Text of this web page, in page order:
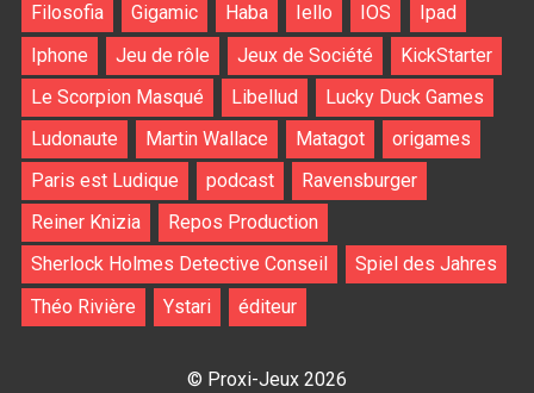
Filosofia
Gigamic Haba Iello IOS
Ipad
Iphone
Jeu de rôle Jeux de Société
KickStarter
Le Scorpion Masqué
Libellud
Lucky Duck Games
Ludonaute
Martin Wallace Matagot
origames
Paris est Ludique
podcast
Ravensburger
Reiner Knizia
Repos Production
Sherlock Holmes Detective Conseil
Spiel des Jahres
Théo Rivière
Ystari éditeur
© Proxi-Jeux 2026